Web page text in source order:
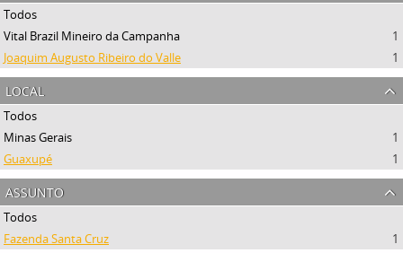
Todos
Vital Brazil Mineiro da Campanha
1
Joaquim Augusto Ribeiro do Valle
1
local
Todos
Minas Gerais
1
Guaxupé
1
assunto
Todos
Fazenda Santa Cruz
1